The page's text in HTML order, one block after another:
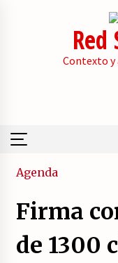
Red
Contexto y
Sumario
La
Agenda
Firma
de 1300